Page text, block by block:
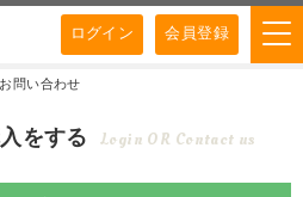
ログイン 会員登録
問い合わせ
をする Login OR Contact us